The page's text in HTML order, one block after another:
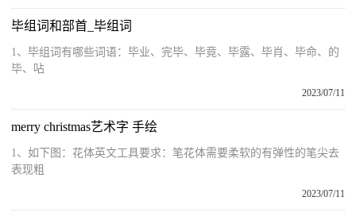
毕组词和部首_毕组词
1、毕组词有哪些词语：毕业、完毕、毕竟、毕露、毕肖、毕命、的
毕、呫
2023/07/11
merry christmas艺术字 手绘
1、如下图：花体英文工具要求：笔花体需要柔软的有弹性的笔尖去
表现粗
2023/07/11